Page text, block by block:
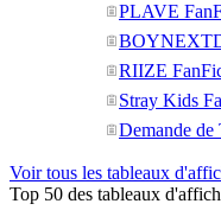
PLAVE
RIIZE
Stray Kids
Demande de
Voir tous les tableaux
Top 50 des tableaux